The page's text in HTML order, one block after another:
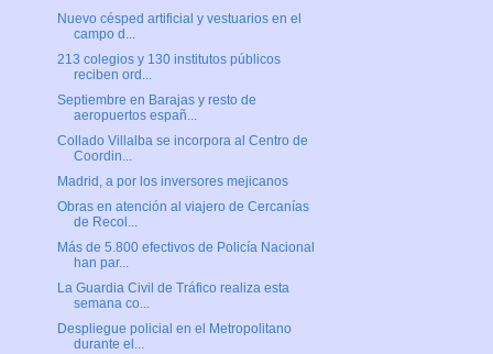
Nuevo césped artificial y vestuarios en el
campo d...
213 colegios y 130 institutos públicos
reciben ord...
Septiembre en Barajas y resto de
aeropuertos españ...
Collado Villalba se incorpora al Centro de
Coordin...
Madrid, a por los inversores mejicanos
Obras en atención al viajero de Cercanías
de Recol...
Más de 5.800 efectivos de Policía Nacional
han par...
La Guardia Civil de Tráfico realiza esta
semana co...
Despliegue policial en el Metropolitano
durante el...